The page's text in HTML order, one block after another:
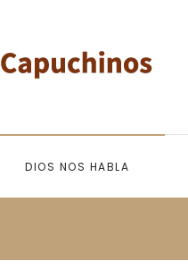
DIOS NOS HABLA